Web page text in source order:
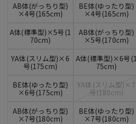
AB体(がっちり型)
×4号(165cm)
BE体(ゆったり型)
×4号(165cm)
A体(標準型)×5号(1
70cm)
AB体(がっちり型)
×5号(170cm)
YA体(スリム型)×6
号(175cm)
A体(標準型)×6号(1
75cm)
BE体(ゆったり型)
×6号(175cm)
YA体(スリム型)×7
号(180cm)
AB体(がっちり型)
×7号(180cm)
BE体(ゆったり型)
×7号(180cm)